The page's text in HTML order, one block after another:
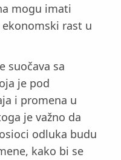
mogu imati
rast u
suočava sa
je pod
i promena u
je važno da
odluka budu
kako bi se